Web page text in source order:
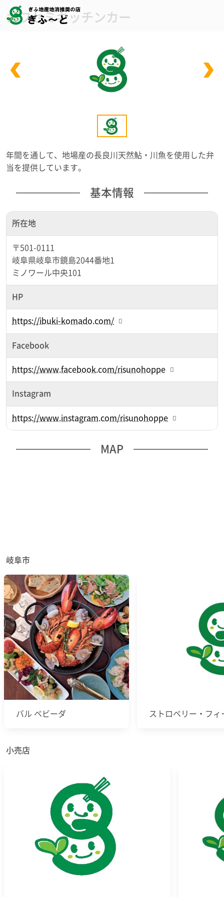
カワセミキッチンカー
年間を通して、地場産の長良川天然鮎・川魚を使用した弁
当を提供しています。
基本情報
所在地
〒501-0111
岐阜県岐阜市鏡島2044番地1
ミノワール中央101
HP
https://ibuki-komado.com/
Facebook
https://www.facebook.com/risunohoppe
Instagram
https://www.instagram.com/risunohoppe
MAP
岐阜市
バル ベビーダ ストロベリー・フ
小売店